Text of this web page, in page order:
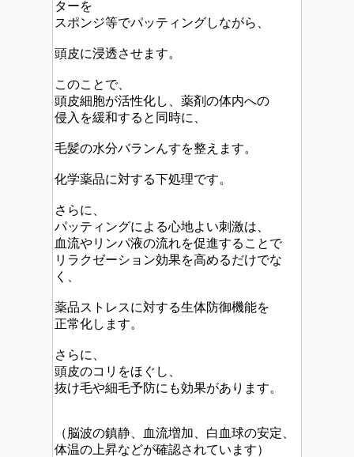
ターを
スポンジ等でパッティングしながら、
頭皮に浸透させます。
このことで、
頭皮細胞が活性化し、薬剤の体内への
侵入を緩和すると同時に、
毛髪の水分バランんすを整えます。
化学薬品に対する下処理です。
さらに、
パッティングによる心地よい刺激は、
血流やリンパ液の流れを促進することで
リラクゼーション効果を高めるだけでな
く、
薬品ストレスに対する生体防御機能を
正常化します。
さらに、
頭皮のコリをほぐし、
抜け毛や細毛予防にも効果があります。
（脳波の鎮静、血流増加、白血球の安定、
体温の上昇などが確認されています）